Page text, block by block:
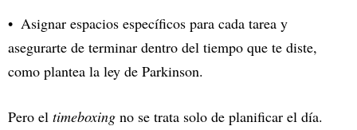
Asignar espacios específicos para cada tarea y
asegurarte de terminar dentro del tiempo que te diste,
como plantea la ley de Parkinson.
Pero el timeboxing no se trata solo de planificar el día.